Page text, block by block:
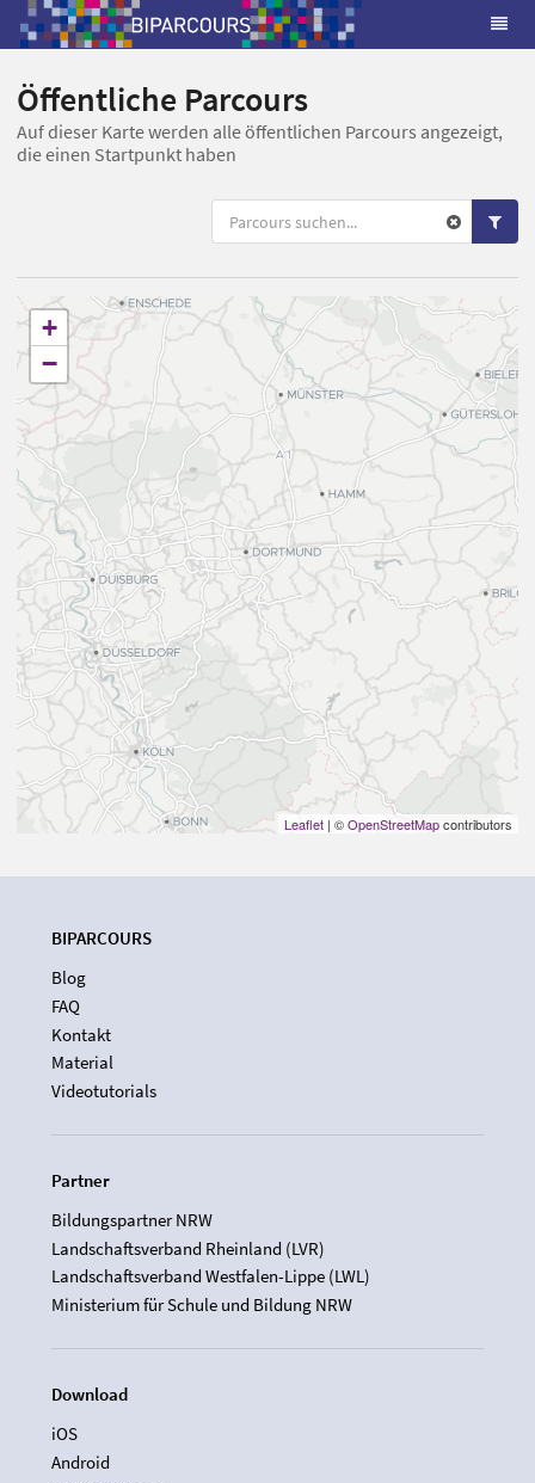
Öffentliche Parcours
Auf dieser Karte werden alle öffentlichen Parcours angezeigt,
die einen Startpunkt haben
+
−
Leaflet | ©OpenStreetMapcontributors
BIPARCOURS
Blog
FAQ
Kontakt
Material
Videotutorials
Partner
Bildungspartner NRW
Landschaftsverband Rheinland (LVR)
Landschaftsverband Westfalen-Lippe (LWL)
Ministerium für Schule und Bildung NRW
Download
iOS
Android